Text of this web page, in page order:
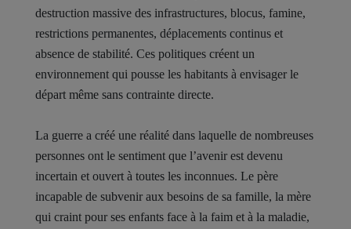
destruction massive des infrastructures, blocus, famine,
restrictions permanentes, déplacements continus et
absence de stabilité. Ces politiques créent un
environnement qui pousse les habitants à envisager le
départ même sans contrainte directe.
La guerre a créé une réalité dans laquelle de nombreuses
personnes ont le sentiment que l’avenir est devenu
incertain et ouvert à toutes les inconnues. Le père
incapable de subvenir aux besoins de sa famille, la mère
qui craint pour ses enfants face à la faim et à la maladie,